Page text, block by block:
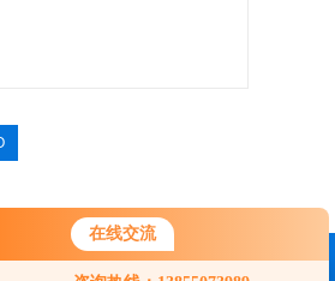
在线交流
您好！欢迎前来咨询，很高兴为您